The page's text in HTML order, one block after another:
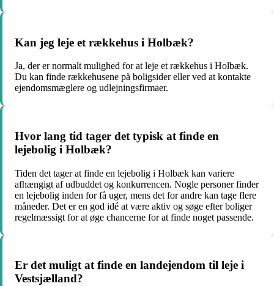
Kan jeg leje et rækkehus i Holbæk?
Ja, der er normalt mulighed for at leje et rækkehus i Holbæk.
Du kan finde rækkehusene på boligsider eller ved at kontakte
ejendomsmæglere og udlejningsfirmaer.
Hvor lang tid tager det typisk at finde en
lejebolig i Holbæk?
Tiden det tager at finde en lejebolig i Holbæk kan variere
afhængigt af udbuddet og konkurrencen. Nogle personer finder
en lejebolig inden for få uger, mens det for andre kan tage flere
måneder. Det er en god idé at være aktiv og søge efter boliger
regelmæssigt for at øge chancerne for at finde noget passende.
Er det muligt at finde en landejendom til leje i
Vestsjælland?